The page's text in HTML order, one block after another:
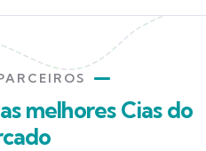
melhores Cias do